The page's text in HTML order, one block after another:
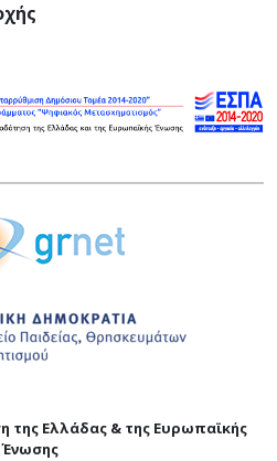
της Ελλάδας & της Ευρωπαϊκής
Ένωσης